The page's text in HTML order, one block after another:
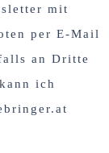
mit
per E-Mail
an Dritte
ich